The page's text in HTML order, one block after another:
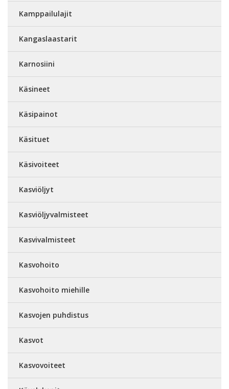
Kamppailulajit
Kangaslaastarit
Karnosiini
Käsineet
Käsipainot
Käsituet
Käsivoiteet
Kasviöljyt
Kasviöljyvalmisteet
Kasvivalmisteet
Kasvohoito
Kasvohoito miehille
Kasvojen puhdistus
Kasvot
Kasvovoiteet